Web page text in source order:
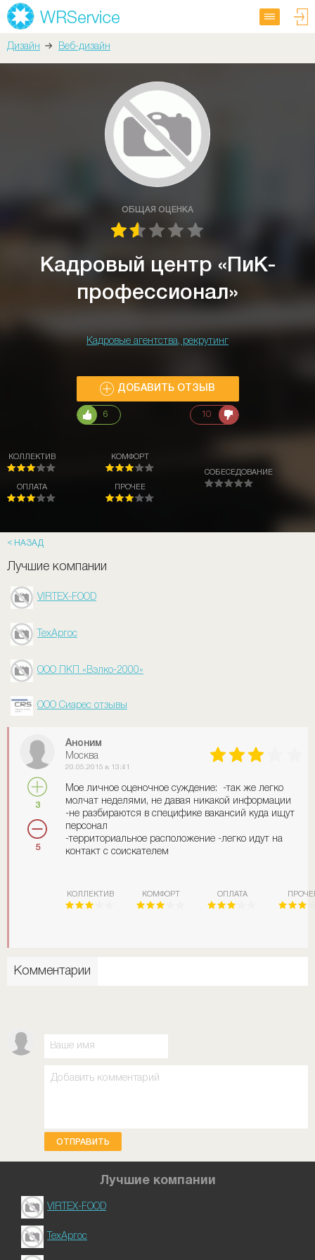
Дизайн Веб-дизайн
ОБЩАЯ ОЦЕНКА
Кадровый центр «ПиК-
профессионал»
Кадровые агентства, рекрутинг
ДОБАВИТЬ ОТЗЫВ
6 10
КОЛЛЕКТИВ
ОПЛАТА
КОМФОРТ
ПРОЧЕЕ
СОБЕСЕДОВАНИЕ
НАЗАД
Лучшие компании
VIRTEX-FOOD
ТехАргос
ООО ПКП «Вэлко-2000»
ООО Сиарес отзывы
3
5
Аноним
Москва
20.05.2015 в 13:41
Мое личное оценочное суждение: -так же легко
молчат неделями, не давая никакой информации
-не разбираются в специфике вакансий куда ищут
персонал
-территориальное расположение -легко идут на
контакт с соискателем
КОЛЛЕКТИВ КОМФОРТ ОПЛАТА
Комментарии
ОТПРАВИТЬ
Лучшие компании
VIRTEX-FOOD
ТехАргос